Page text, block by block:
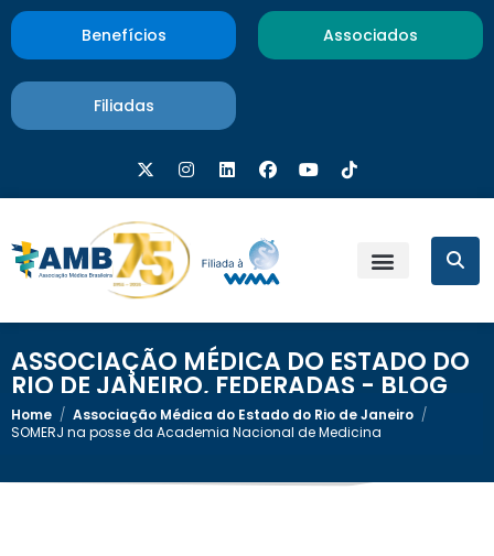
Benefícios Associados
Filiadas
ASSOCIAÇÃO MÉDICA DO ESTADO DO
RIO DE JANEIRO, FEDERADAS - BLOG
Home / Associação Médica do Estado do Rio de Janeiro /
SOMERJ na posse da Academia Nacional de Medicina